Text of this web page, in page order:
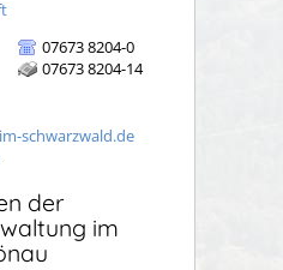
07673 8204-0
07673 8204-14
schwarzwald.de
der
im